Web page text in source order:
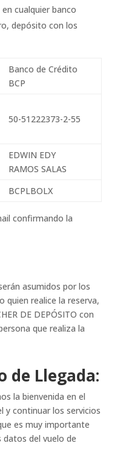
cualquier banco
depósito con los
Banco de Crédito
BCP
50-51222373-2-55
EDWIN EDY
RAMOS SALAS
BCPLBOLX
confirmando la
asumidos por los
quien realice la reserva,
DE DEPÓSITO con
que realiza la
de Llegada:
la bienvenida en el
y continuar los servicios
es muy importante
datos del vuelo de